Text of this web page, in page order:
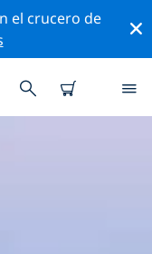
el crucero de